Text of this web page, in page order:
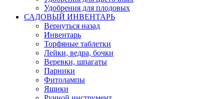
Удобрения для плодовых
САДОВЫЙ ИНВЕНТАРЬ
Вернуться назад
Инвентарь
Торфяные таблетки
Лейки, ведра, бочки
Веревки, шпагаты
Парники
Фитолампы
Ящики